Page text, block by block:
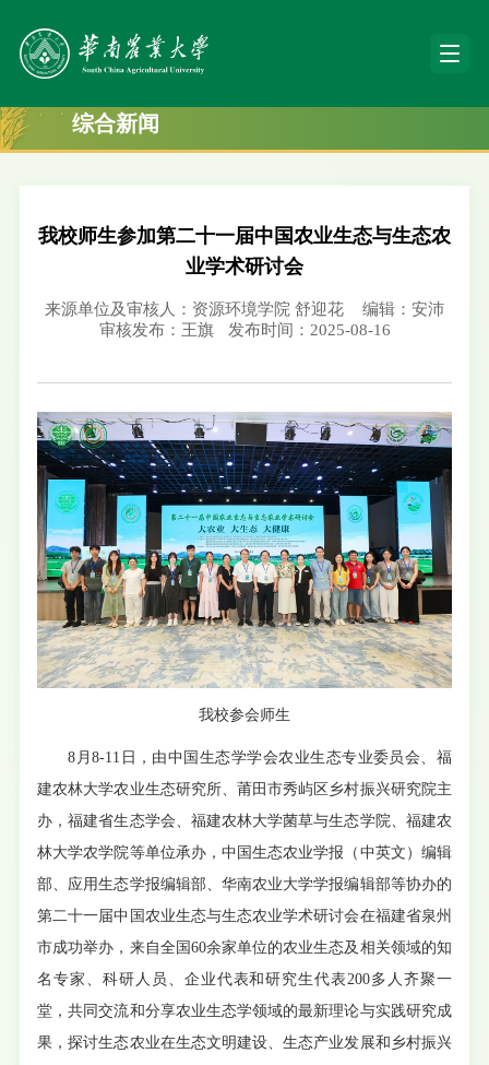
综合新闻
我校师生参加第二十一届中国农业生态与生态农
业学术研讨会
来源单位及审核人：资源环境学院 舒迎花
编辑：安沛
审核发布：王旗
发布时间：2025-08-16
我校参会师生
8月8-11日，由中国生态学学会农业生态专业委员会、福
建农林大学农业生态研究所、莆田市秀屿区乡村振兴研究院主
办，福建省生态学会、福建农林大学菌草与生态学院、福建农
林大学农学院等单位承办，中国生态农业学报（中英文）编辑
部、应用生态学报编辑部、华南农业大学学报编辑部等协办的
第二十一届中国农业生态与生态农业学术研讨会在福建省泉州
市成功举办，来自全国60余家单位的农业生态及相关领域的知
名专家、科研人员、企业代表和研究生代表200多人齐聚一
堂，共同交流和分享农业生态学领域的最新理论与实践研究成
果，探讨生态农业在生态文明建设、生态产业发展和乡村振兴